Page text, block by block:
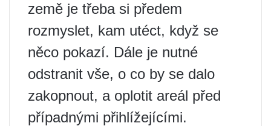
země je třeba si předem
rozmyslet, kam utéct, když se
něco pokazí. Dále je nutné
odstranit vše, o co by se dalo
zakopnout, a oplotit areál před
případnými přihlížejícími.